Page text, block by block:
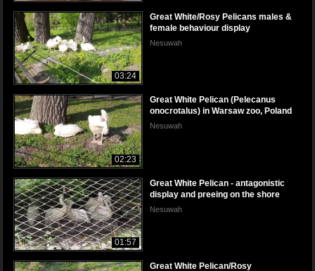
03:24
Great White/Rosy Pelicans males &
female behaviour display
Nesuwah
02:23
Great White Pelican (Pelecanus
onocrotalus) in Warsaw zoo, Poland
Nesuwah
01:57
Great White Pelican - antagonistic
display and preeing on the shore
Nesuwah
Great White Pelican/Rosy